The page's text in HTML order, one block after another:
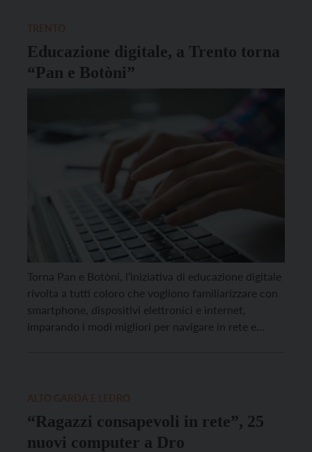
Educazione digitale, a Trento torna
“Pan e Botòni”
Torna Pan e Botòni, l’iniziativa di educazione digitale
rivolta a tutti coloro che vogliono familiarizzare con
smartphone, dispositivi elettronici e internet,
imparando i modi migliori per navigare in rete e
“Ragazzi consapevoli in rete”, 25
nuovi computer a Dro